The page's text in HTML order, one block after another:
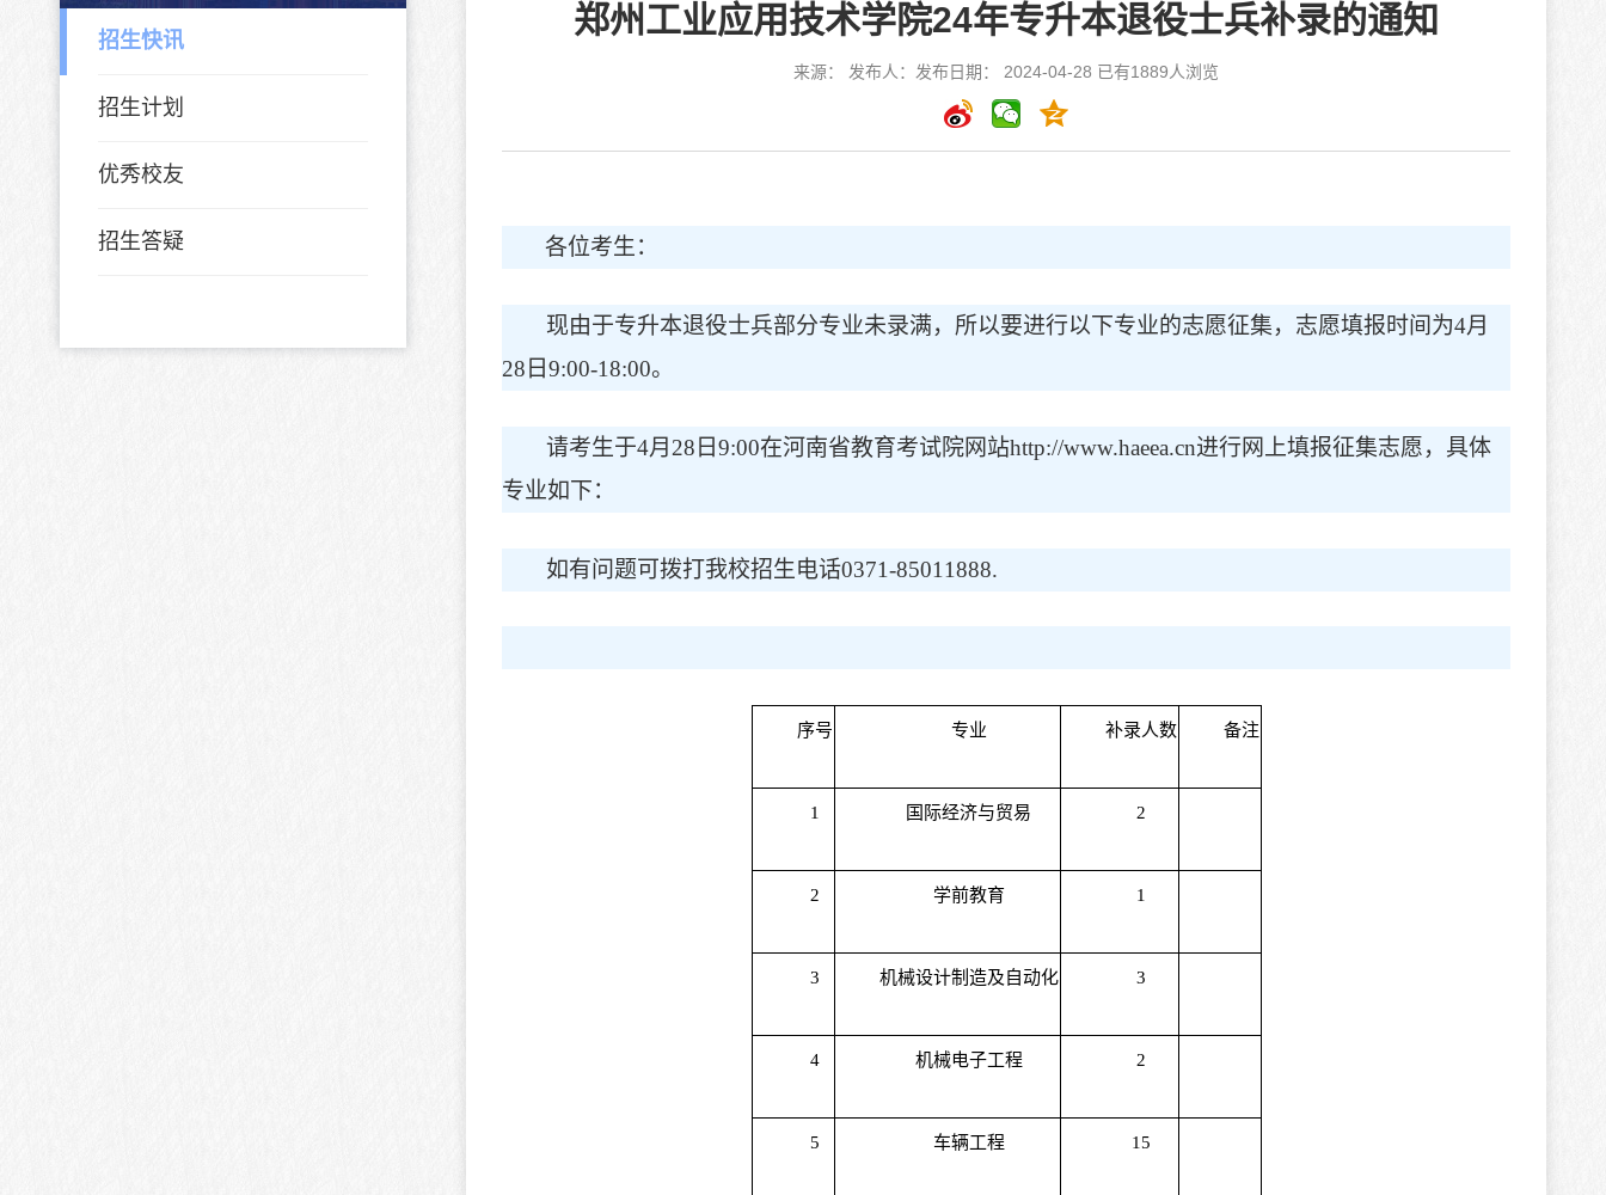
招生快讯
招生计划
优秀校友
招生答疑
郑州工业应用技术学院24年专升本退役士兵补录的通知
来源： 发布人：发布日期： 2024-04-28 已有1889 人浏览
各位考生：
现由于专升本退役士兵部分专业未录满，所以要进行以下专业的志愿征集，志愿填报时间为4月
28日9:00-18:00。
请考生于4月28日9:00在河南省教育考试院网站http://www.haeea.cn进行网上填报征集志愿，具体
专业如下：
如有问题可拨打我校招生电话0371-85011888.
序号 专业 补录人数 备注
1 国际经济与贸易 2
2 学前教育 1
3 机械设计制造及自动化 3
4 机械电子工程 2
5 车辆工程 15